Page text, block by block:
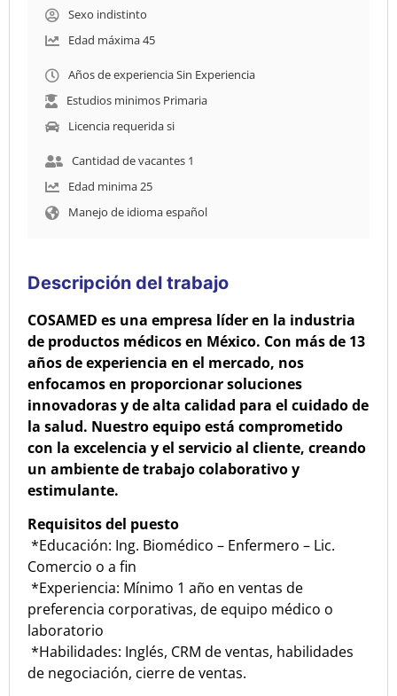
Sexo indistinto
Edad máxima 45
Años de experiencia Sin Experiencia
Estudios minimos Primaria
Licencia requerida si
Cantidad de vacantes 1
Edad minima 25
Manejo de idioma español
Descripción del trabajo
COSAMED es una empresa líder en la industria
de productos médicos en México. Con más de 13
años de experiencia en el mercado, nos
enfocamos en proporcionar soluciones
innovadoras y de alta calidad para el cuidado de
la salud. Nuestro equipo está comprometido
con la excelencia y el servicio al cliente, creando
un ambiente de trabajo colaborativo y
estimulante.
Requisitos del puesto
*Educación: Ing. Biomédico – Enfermero – Lic.
Comercio o a fin
*Experiencia: Mínimo 1 año en ventas de
preferencia corporativas, de equipo médico o
laboratorio
*Habilidades: Inglés, CRM de ventas, habilidades
de negociación, cierre de ventas.